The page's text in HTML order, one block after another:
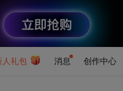
人礼包 消息 创作中心